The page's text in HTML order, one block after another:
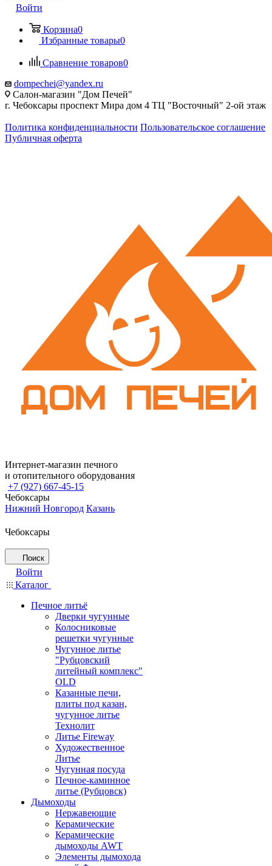
Войти
Корзина0
Избранные товары0
Сравнение товаров0
dompechei@yandex.ru
Салон-магазин "Дом Печей"
г. Чебоксары проспект Мира дом 4 ТЦ "Восточный" 2-ой этаж
Политика конфиденциальности Пользовательское соглашение
Публичная оферта
Интернет-магазин печного
и отопительного оборудования
+7 (927) 667-45-15
Чебоксары
Нижний Новгород Казань
Чебоксары
Поиск
Войти
Каталог
Печное литьё
Дверки чугунные
Колосниковые
решетки чугунные
Чугунное литье
"Рубцовский
литейный комплекс"
OLD
Казанные печи,
плиты под казан,
чугунное литье
Технолит
Литье Fireway
Художественное
Литье
Чугунная посуда
Печное-каминное
литье (Рубцовск)
Дымоходы
Нержавеющие
Керамические
Керамические
дымоходы AWT
Элементы дымохода